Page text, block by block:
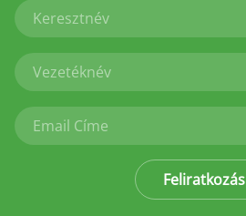
Feliratkozás